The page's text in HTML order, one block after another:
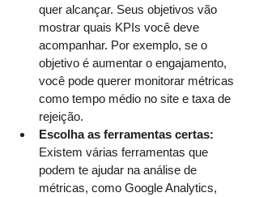
quer alcançar. Seus objetivos vão
mostrar quais KPIs você deve
acompanhar. Por exemplo, se o
objetivo é aumentar o engajamento,
você pode querer monitorar métricas
como tempo médio no site e taxa de
rejeição.
Escolha as ferramentas certas:
Existem várias ferramentas que
podem te ajudar na análise de
métricas, como Google Analytics,